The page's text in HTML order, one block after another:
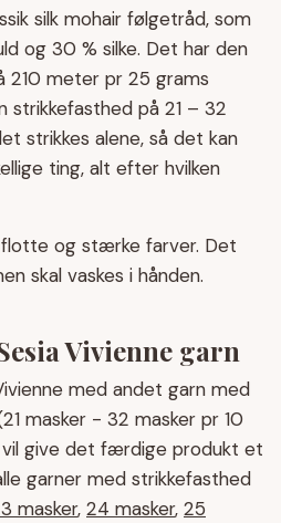
silk mohair følgetråd, som
og 30 % silke. Det har den
210 meter pr 25 grams
strikkefasthed på 21 – 32
strikkes alene, så det kan
ting, alt efter hvilken
og stærke farver. Det
skal vaskes i hånden.
Vivienne garn
med andet garn med
masker - 32 masker pr 10
give det færdige produkt et
garner med strikkefasthed
masker, 24 masker, 25